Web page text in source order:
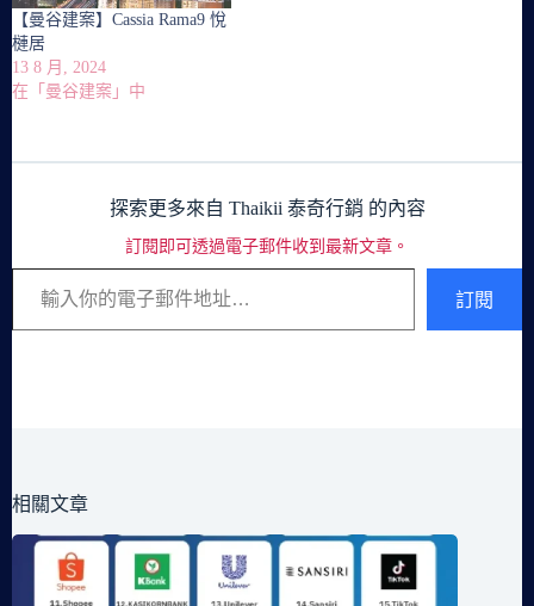
【曼谷建案】Cassia Rama9 悅
槤居
13 8 月, 2024
在「曼谷建案」中
探索更多來自 Thaikii 泰奇行銷 的內容
訂閱即可透過電子郵件收到最新文章。
輸入你的電子郵件地址…
訂閱
相關文章